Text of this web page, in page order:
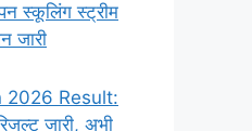
स्कूलिंग स्ट्रीम
जारी
2026 Result:
जारी, अभी